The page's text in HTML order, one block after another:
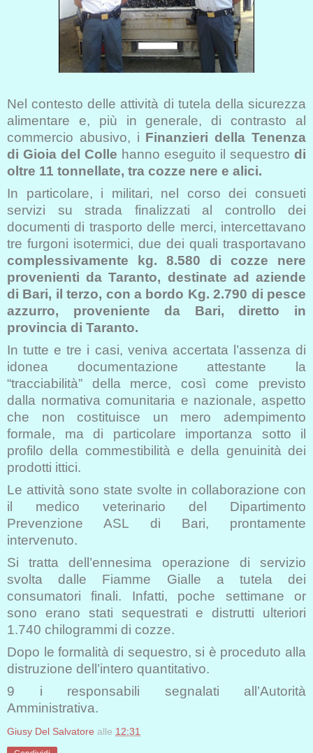
Nel contesto delle attività di tutela della sicurezza
alimentare e, più in generale, di contrasto al
commercio abusivo, i Finanzieri della Tenenza
di Gioia del Colle hanno eseguito il sequestro di
oltre 11 tonnellate, tra cozze nere e alici.
In particolare, i militari, nel corso dei consueti
servizi su strada finalizzati al controllo dei
documenti di trasporto delle merci, intercettavano
tre furgoni isotermici, due dei quali trasportavano
complessivamente kg. 8.580 di cozze nere
provenienti da Taranto, destinate ad aziende
di Bari, il terzo, con a bordo Kg. 2.790 di pesce
azzurro, proveniente da Bari, diretto in
provincia di Taranto.
In tutte e tre i casi, veniva accertata l’assenza di
idonea documentazione attestante la
“tracciabilità” della merce, così come previsto
dalla normativa comunitaria e nazionale, aspetto
che non costituisce un mero adempimento
formale, ma di particolare importanza sotto il
profilo della commestibilità e della genuinità dei
prodotti ittici.
Le attività sono state svolte in collaborazione con
il medico veterinario del Dipartimento
Prevenzione ASL di Bari, prontamente
intervenuto.
Si tratta dell’ennesima operazione di servizio
svolta dalle Fiamme Gialle a tutela dei
consumatori finali. Infatti, poche settimane or
sono erano stati sequestrati e distrutti ulteriori
1.740 chilogrammi di cozze.
Dopo le formalità di sequestro, si è proceduto alla
distruzione dell’intero quantitativo.
9 i responsabili segnalati all’Autorità
Amministrativa.
Giusy Del Salvatore alle 12:31